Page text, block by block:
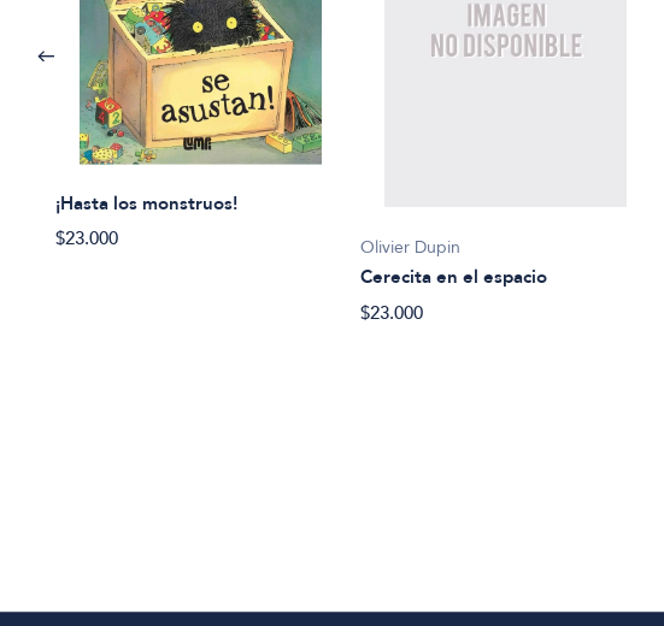
¡Hasta los monstruos!
$23.000
Olivier Dupin
Cerecita en el espacio
$23.000